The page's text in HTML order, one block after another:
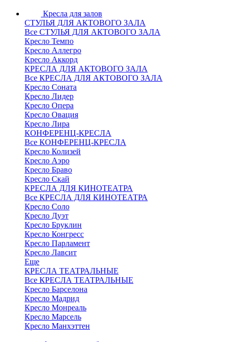
Кресла для залов
СТУЛЬЯ ДЛЯ АКТОВОГО ЗАЛА
Все СТУЛЬЯ ДЛЯ АКТОВОГО ЗАЛА
Кресло Темпо
Кресло Аллегро
Кресло Аккорд
КРЕСЛА ДЛЯ АКТОВОГО ЗАЛА
Все КРЕСЛА ДЛЯ АКТОВОГО ЗАЛА
Кресло Соната
Кресло Лидер
Кресло Опера
Кресло Овация
Кресло Лира
КОНФЕРЕНЦ-КРЕСЛА
Все КОНФЕРЕНЦ-КРЕСЛА
Кресло Колизей
Кресло Аэро
Кресло Браво
Кресло Скай
КРЕСЛА ДЛЯ КИНОТЕАТРА
Все КРЕСЛА ДЛЯ КИНОТЕАТРА
Кресло Соло
Кресло Дуэт
Кресло Бруклин
Кресло Конгресс
Кресло Парламент
Кресло Лавсит
Еще
КРЕСЛА ТЕАТРАЛЬНЫЕ
Все КРЕСЛА ТЕАТРАЛЬНЫЕ
Кресло Барселона
Кресло Мадрид
Кресло Монреаль
Кресло Марсель
Кресло Манхэттен